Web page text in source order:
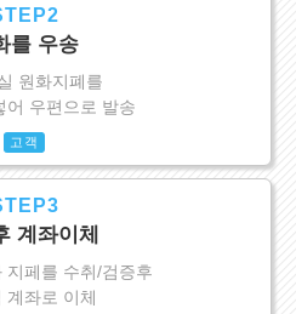
를 우송
원화지폐를
어 우편으로 발송
고객
계좌이체
지페를 수취/검증후
계좌로 이체